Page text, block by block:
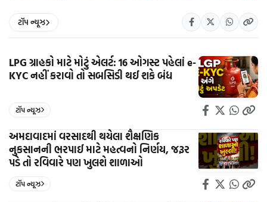
ટૉપ ન્યૂઝ
LPG ગ્રાહકો માટે મોટું એલર્ટ: 16 ઓગસ્ટ પહેલાં e-
KYC નહીં કરાવો તો સબસિડી થઈ શકે બંધ
ટૉપ ન્યૂઝ
અમદાવાદમાં વરસાદથી થયેલા શૈક્ષણિક
નુકસાનની ભરપાઈ માટે મહત્વનો નિર્ણય, જરૂર
પડે તો રવિવારે પણ ખુલશે શાળાઓ
ટૉપ ન્યૂઝ